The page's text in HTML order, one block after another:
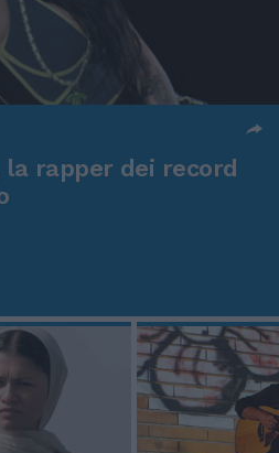
la rapper dei record